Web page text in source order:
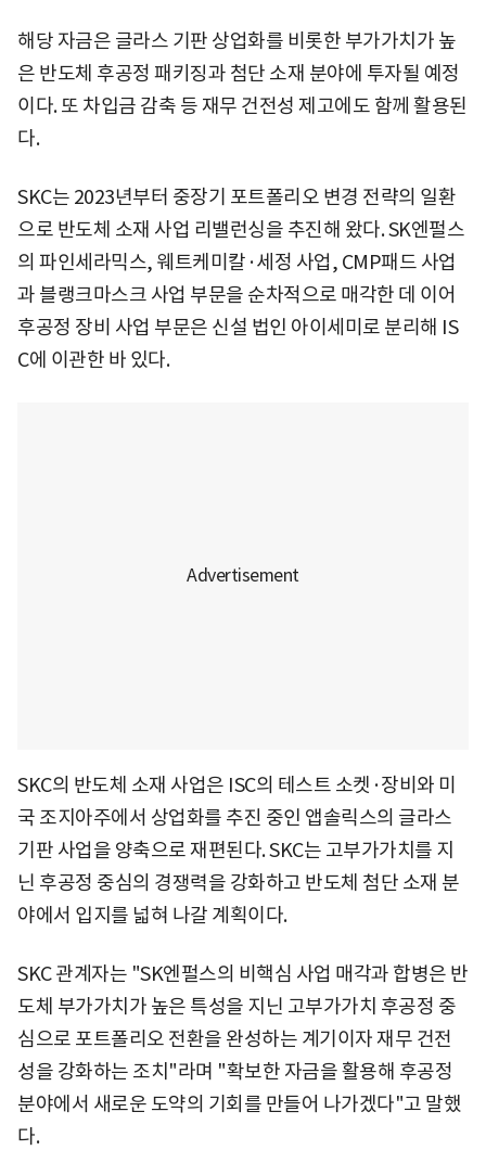
해당 자금은 글라스 기판 상업화를 비롯한 부가가치가 높
은 반도체 후공정 패키징과 첨단 소재 분야에 투자될 예정
이다. 또 차입금 감축 등 재무 건전성 제고에도 함께 활용된
다.
SKC는 2023년부터 중장기 포트폴리오 변경 전략의 일환
으로 반도체 소재 사업 리밸런싱을 추진해 왔다. SK엔펄스
의 파인세라믹스, 웨트케미칼·세정 사업, CMP패드 사업
과 블랭크마스크 사업 부문을 순차적으로 매각한 데 이어
후공정 장비 사업 부문은 신설 법인 아이세미로 분리해 IS
C에 이관한 바 있다.
SKC의 반도체 소재 사업은 ISC의 테스트 소켓·장비와 미
국 조지아주에서 상업화를 추진 중인 앱솔릭스의 글라스
기판 사업을 양축으로 재편된다. SKC는 고부가가치를 지
닌 후공정 중심의 경쟁력을 강화하고 반도체 첨단 소재 분
야에서 입지를 넓혀 나갈 계획이다.
SKC 관계자는 "SK엔펄스의 비핵심 사업 매각과 합병은 반
도체 부가가치가 높은 특성을 지닌 고부가가치 후공정 중
심으로 포트폴리오 전환을 완성하는 계기이자 재무 건전
성을 강화하는 조치"라며 "확보한 자금을 활용해 후공정
분야에서 새로운 도약의 기회를 만들어 나가겠다"고 말했
다.